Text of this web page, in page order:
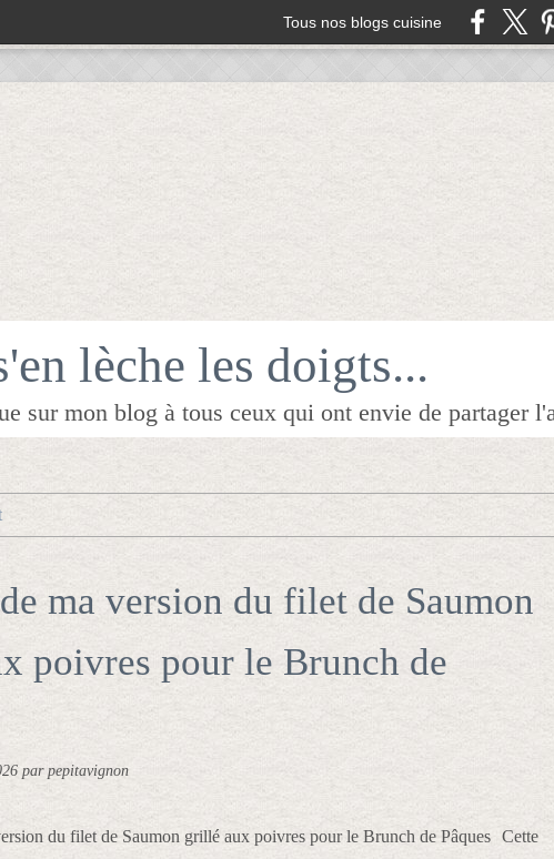
Tous nos blogs cuisine
lèche les doigts...
ma version du filet de Saumon
poivres pour le Brunch de
par pepitavignon
Cette